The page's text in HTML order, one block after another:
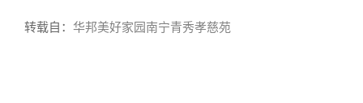
转载自： 华邦美好家园南宁青秀孝慈苑